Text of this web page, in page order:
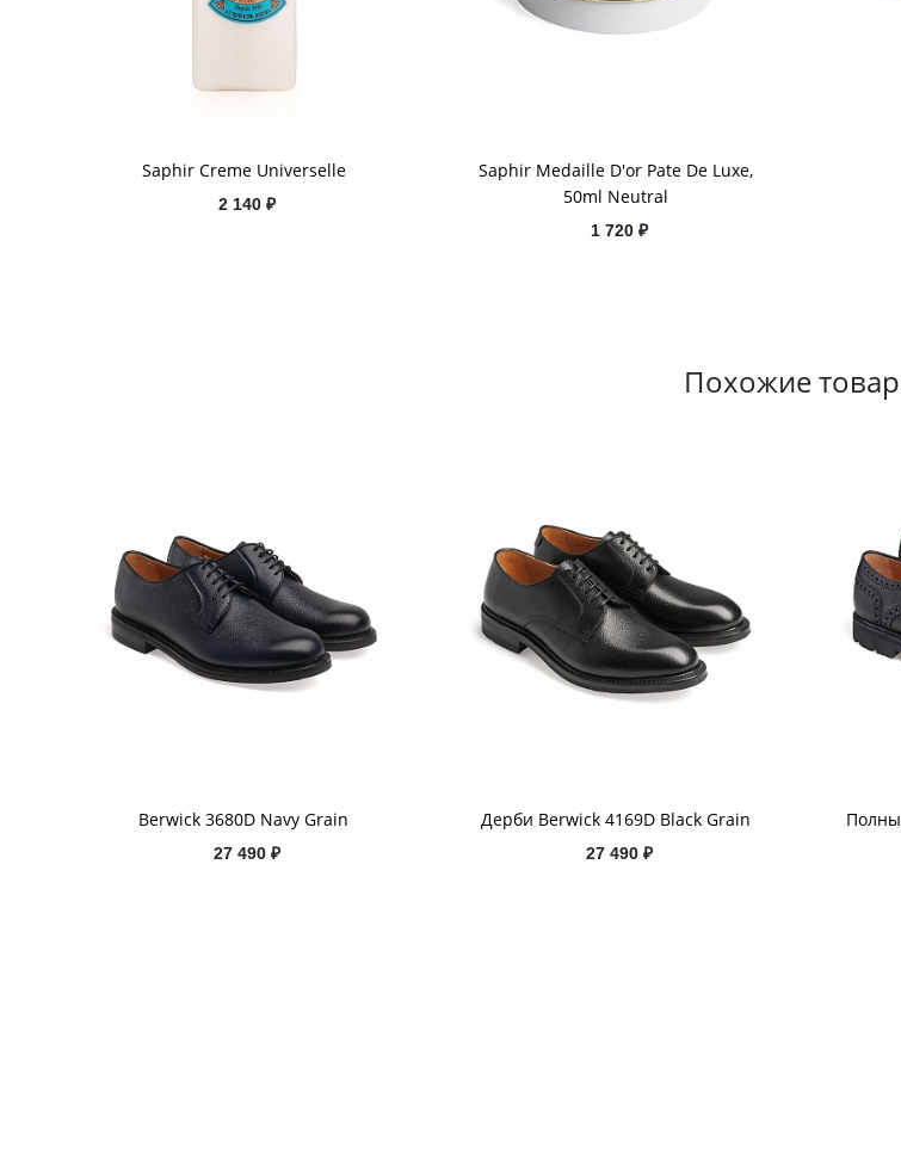
Saphir Creme Universelle
2 140 ₽
Saphir Medaille D'or Pate De Luxe,
50ml Neutral
1 720 ₽
Похожие
Berwick 3680D Navy Grain
27 490 ₽
Дерби Berwick 4169D Black Grain
27 490 ₽